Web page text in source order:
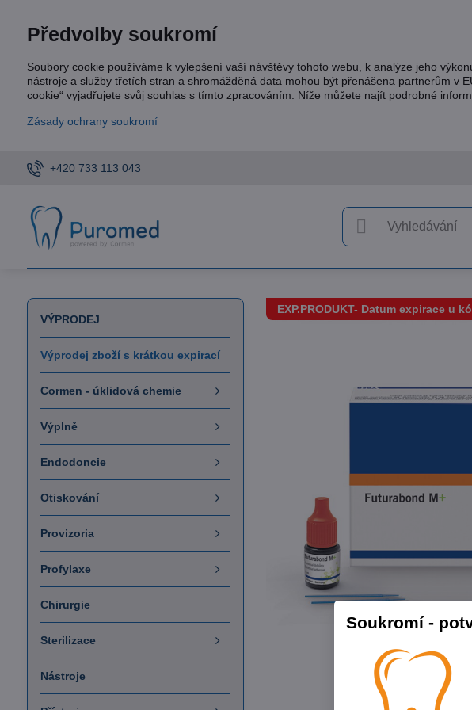
+420 733 113 043
EXP.PRODUKT- Datum expirace u
VÝPRODEJ
Výprodej zboží s krátkou expirací
Cormen - úklidová chemie
Výplně
Endodoncie
Otiskování
Provizoria
Profylaxe
Chirurgie
Sterilizace
Nástroje
Předvolby soukromí
Soubory cookie používáme k vylepšení vaší návštěvy tohoto webu, k analýze jeho
nástroje a služby třetích stran a shromážděná data mohou být přenášena partnerům v
cookie“ vyjadřujete svůj souhlas s tímto zpracováním. Níže můžete najít podrobné
Zásady ochrany soukromí
Soukromí -